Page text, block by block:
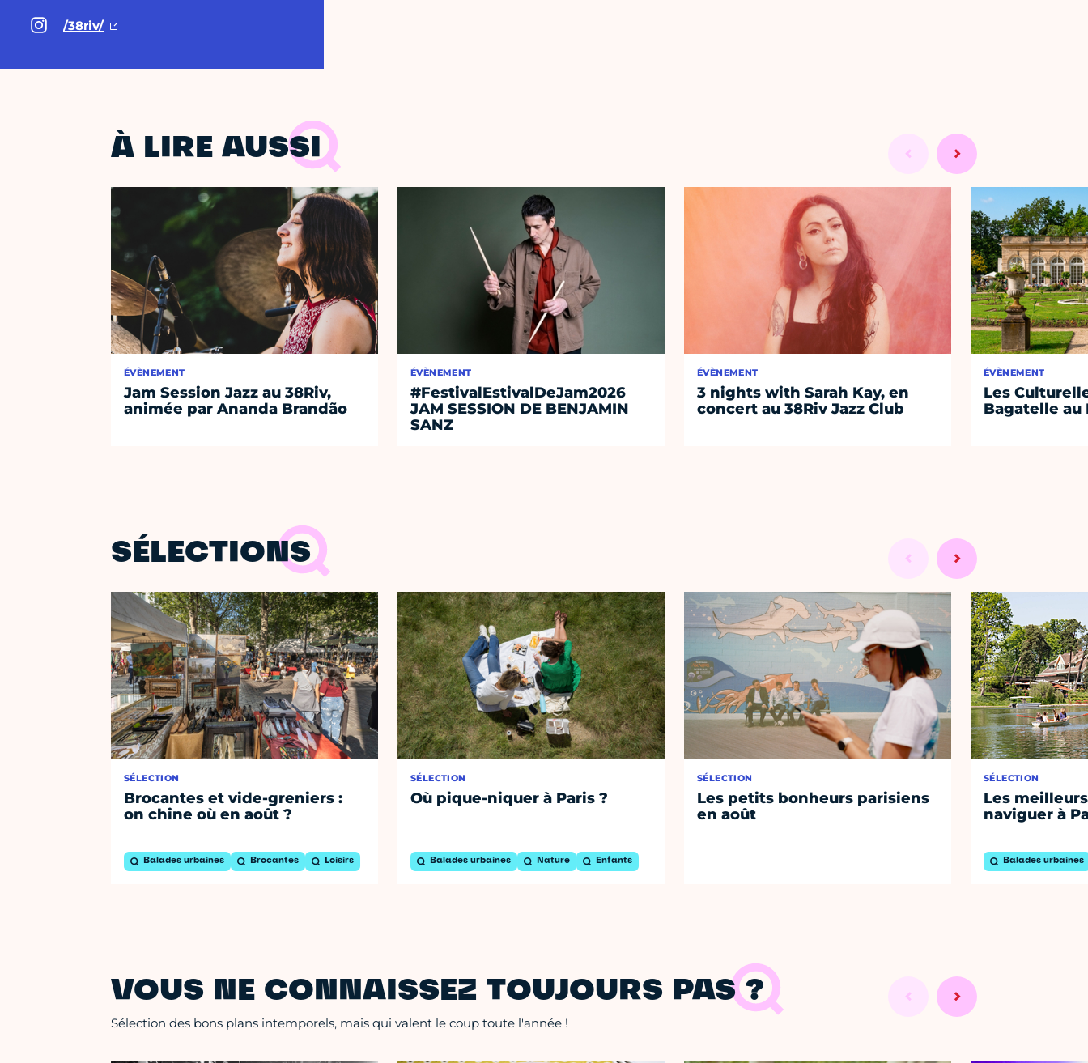
/38riv/
À LIRE AUSSI
ÉVÈNEMENT
Jam Session Jazz au 38Riv,
animée par Ananda Brandão
ÉVÈNEMENT
#FestivalEstivalDeJam2026
JAM SESSION DE BENJAMIN
SANZ
ÉVÈNEMENT
3 nights with Sarah Kay, en
concert au 38Riv Jazz Club
ÉVÈNEMENT
Les
Bagatelle au
SÉLECTIONS
SÉLECTION
Brocantes et vide-greniers :
on chine où en août ?
Balades urbaines Brocantes Loisirs
SÉLECTION
Où pique-niquer à Paris ?
Balades urbaines Nature Enfants
SÉLECTION
Les petits bonheurs parisiens
en août
SÉLECTION
Les
naviguer à
Balades urbaines
VOUS NE CONNAISSEZ TOUJOURS PAS ?
Sélection des bons plans intemporels, mais qui valent le coup toute l'année !